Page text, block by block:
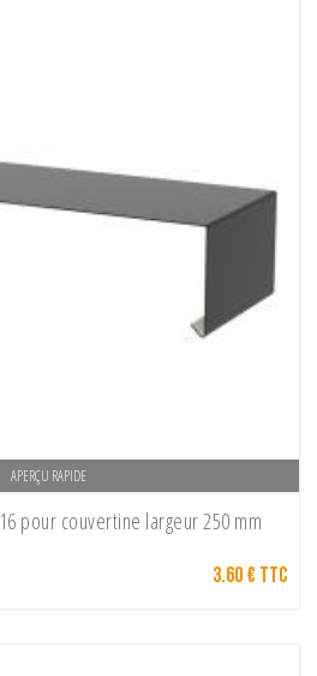
APERÇU RAPIDE
pour couvertine largeur 250 mm
3.60 € TTC